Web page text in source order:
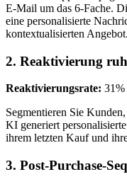
E-Mail um das 6-Fache.
eine personalisierte
kontextualisierten Angebot.
2. Reaktivierung
Reaktivierungsrate:
Segmentieren Sie
KI generiert
ihrem letzten Kauf und
3. Post-Purchase-